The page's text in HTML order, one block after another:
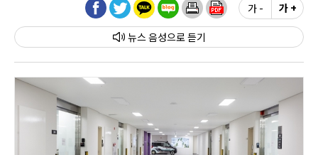
뉴스 음성
가 - 가 +